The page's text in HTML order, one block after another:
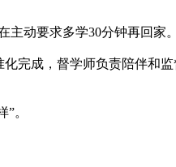
主动要求多学30分钟再回家
完成，督学师负责陪伴和
。